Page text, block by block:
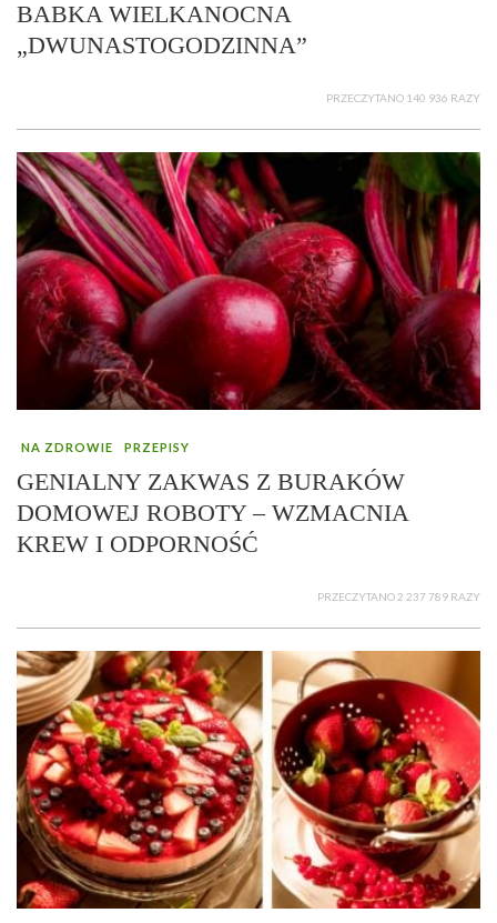
BABKA WIELKANOCNA
„DWUNASTOGODZINNA”
PRZECZYTANO 140 936 RAZY
NA ZDROWIE PRZEPISY
GENIALNY ZAKWAS Z BURAKÓW
DOMOWEJ ROBOTY – WZMACNIA
KREW I ODPORNOŚĆ
PRZECZYTANO 2 237 789 RAZY